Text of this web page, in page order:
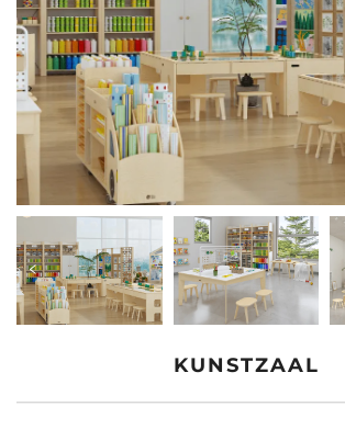
Downloaden
Contacteer Ons
Blogs
KUNSTZAAL